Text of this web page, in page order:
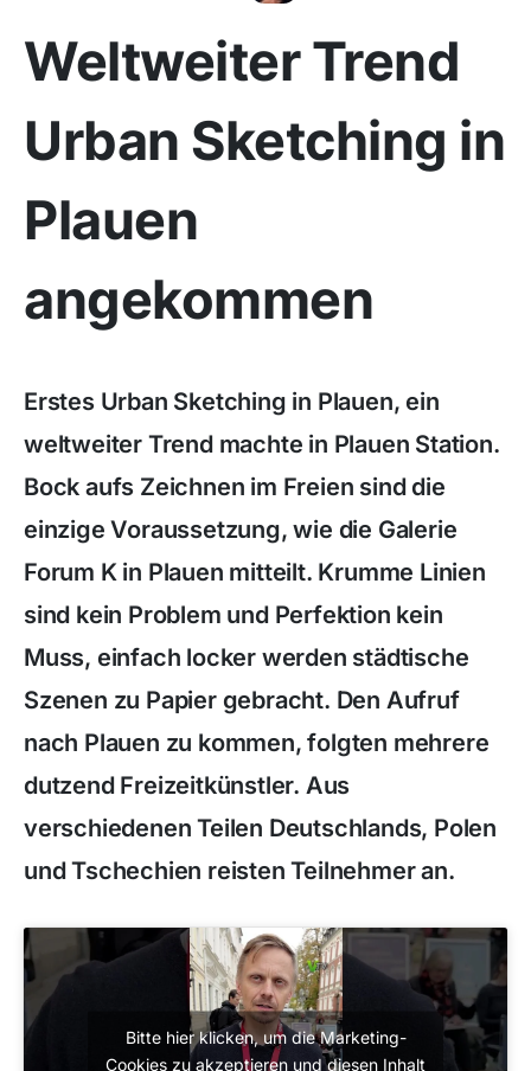
Weltweiter Trend
Urban Sketching in
Plauen
angekommen
Erstes Urban Sketching in Plauen, ein
weltweiter Trend machte in Plauen Station.
Bock aufs Zeichnen im Freien sind die
einzige Voraussetzung, wie die Galerie
Forum K in Plauen mitteilt. Krumme Linien
sind kein Problem und Perfektion kein
Muss, einfach locker werden städtische
Szenen zu Papier gebracht. Den Aufruf
nach Plauen zu kommen, folgten mehrere
dutzend Freizeitkünstler. Aus
verschiedenen Teilen Deutschlands, Polen
und Tschechien reisten Teilnehmer an.
Bitte hier klicken, um die Marketing-
Cookies zu akzeptieren und diesen Inhalt